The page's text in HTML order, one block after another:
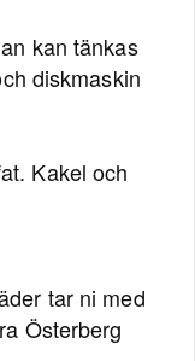
kan tänkas
diskmaskin
Kakel och
tar ni med
Österberg